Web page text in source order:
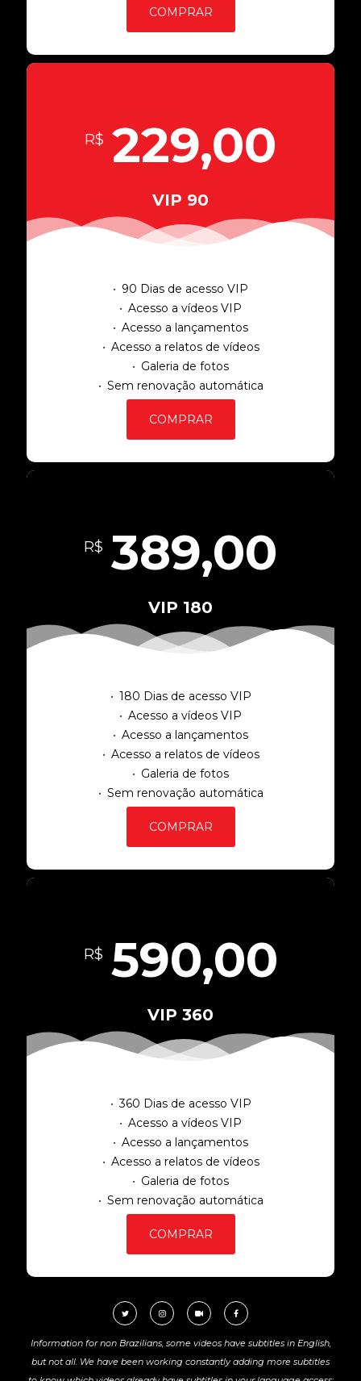
COMPRAR
R$ 229,00
VIP 90
90 Dias de acesso VIP
Acesso a vídeos VIP
Acesso a lançamentos
Acesso a relatos de vídeos
Galeria de fotos
Sem renovação automática
COMPRAR
R$ 389,00
VIP 180
180 Dias de acesso VIP
Acesso a vídeos VIP
Acesso a lançamentos
Acesso a relatos de vídeos
Galeria de fotos
Sem renovação automática
COMPRAR
R$ 590,00
VIP 360
360 Dias de acesso VIP
Acesso a vídeos VIP
Acesso a lançamentos
Acesso a relatos de vídeos
Galeria de fotos
Sem renovação automática
COMPRAR
Information for non Brazilians, some videos have subtitles in English,
but not all. We have been working constantly adding more subtitles